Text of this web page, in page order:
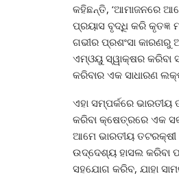
କହିଛନ୍ତି, ‘ଆମାଜନରେ
ପ୍ରୟାସ ବୃଦ୍ଧି କରି କୃତଜ୍ଞ
ଗଭୀର ପ୍ରଶଂସା କାରଣରୁ
ଏମ୍‌ଓୟୁ ସ୍ୱାକ୍ଷର କରିବା
କରିବାର ଏକ ସାଧାରଣ
ଏହା ସମ୍ପର୍କରେ
କରିବା କ୍ଷେତ୍ରରେ ଏକ
ଆମେ ଭାରତୀୟ ତଟରକ୍ଷୀ
ଉଦ୍ଦେଶ୍ୟ ହାସଲ କରିବା
ସହଯୋଗ କରିବ, ଯାହା